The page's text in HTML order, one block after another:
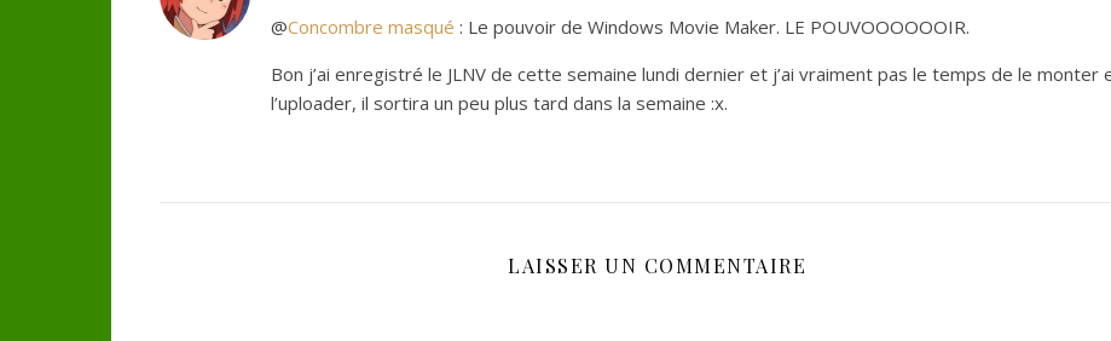
@Concombre masqué : Le pouvoir de Windows Movie Maker. LE POUVOOOOOOIR.
Bon j’ai enregistré le JLNV de cette semaine lundi dernier et j’ai vraiment pas le temps de le monter
l’uploader, il sortira un peu plus tard dans la semaine :x.
LAISSER UN COMMENTAIRE